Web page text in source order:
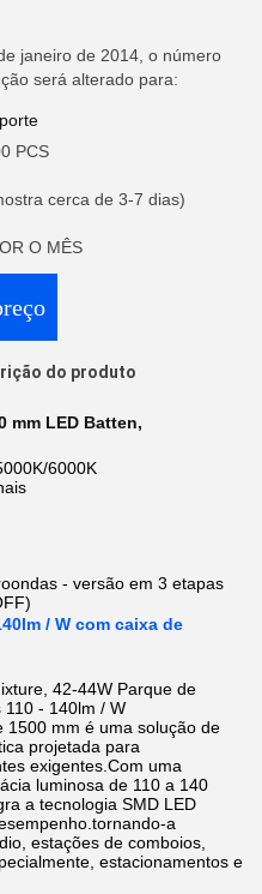
janeiro de 2014, o número
será alterado para:
PCS
cerca de 3-7 dias)
O MÊS
do produto
mm LED Batten,
6000K
- versão em 3 etapas
/ W com caixa de
42-44W Parque de
110 - 140lm / W
1500 mm é uma solução de
projetada para
exigentes.Com uma
luminosa de 110 a 140
a tecnologia SMD LED
a
estações de comboios,
estacionamentos e